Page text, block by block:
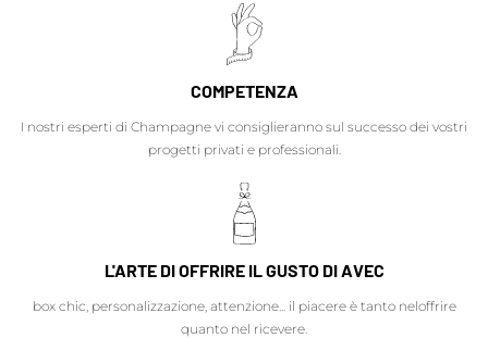
COMPETENZA
I nostri esperti di Champagne vi consiglieranno sul successo dei vostri
progetti privati e professionali.
L'ARTE DI OFFRIRE IL GUSTO DI AVEC
box chic, personalizzazione, attenzione... il piacere è tanto neloffrire
quanto nel ricevere.